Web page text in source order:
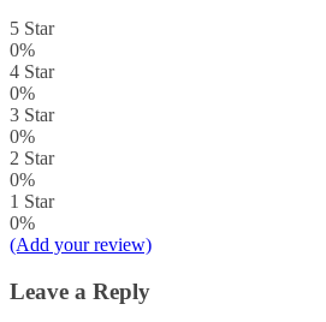
5 Star
0%
4 Star
0%
3 Star
0%
2 Star
0%
1 Star
0%
(Add your review)
Leave a Reply